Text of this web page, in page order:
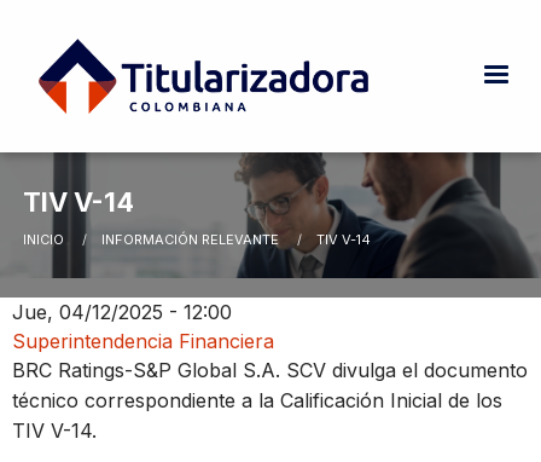
TIV V-14
Ruta de navegación
INICIO INFORMACIÓN RELEVANTE CURRENT:
TIV V-14
Jue, 04/12/2025 - 12:00
Superintendencia Financiera
BRC Ratings-S&P Global S.A. SCV divulga el documento
técnico correspondiente a la Calificación Inicial de los
TIV V-14.